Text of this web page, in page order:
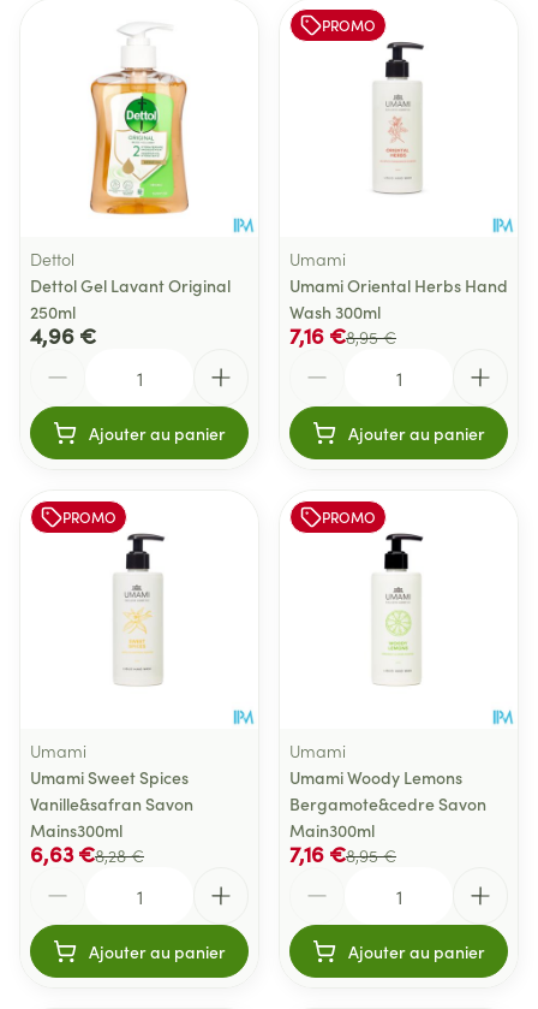
Dettol
Dettol Gel Lavant Original
250ml
4,96 €
Ajouter au panier
PROMO
Umami
Umami Oriental Herbs Hand
Wash 300ml
8,95 €
7,16 €
Ajouter au panier
PROMO
Umami
Umami Sweet Spices
Vanille&safran Savon
Mains300ml
8,28 €
6,63 €
Ajouter au panier
PROMO
Umami
Umami Woody Lemons
Bergamote&cedre Savon
Main300ml
8,95 €
7,16 €
Ajouter au panier